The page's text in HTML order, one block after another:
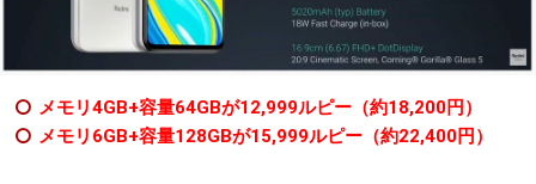
メモリ4GB+容量64GBが12,999ルピー（約18,200円）
メモリ6GB+容量128GBが15,999ルピー（約22,400円）